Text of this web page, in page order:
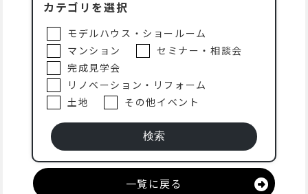
カテゴリを選択
モデルハウス・ショールーム
マンション
セミナー・相談会
完成見学会
リノベーション・リフォーム
土地
その他イベント
一覧に戻る